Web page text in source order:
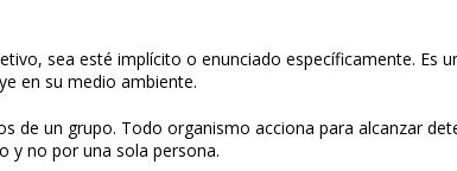
sea esté implícito o enunciado específicamente. Es
en su medio ambiente.
de un grupo. Todo organismo acciona para alcanzar
y no por una sola persona.